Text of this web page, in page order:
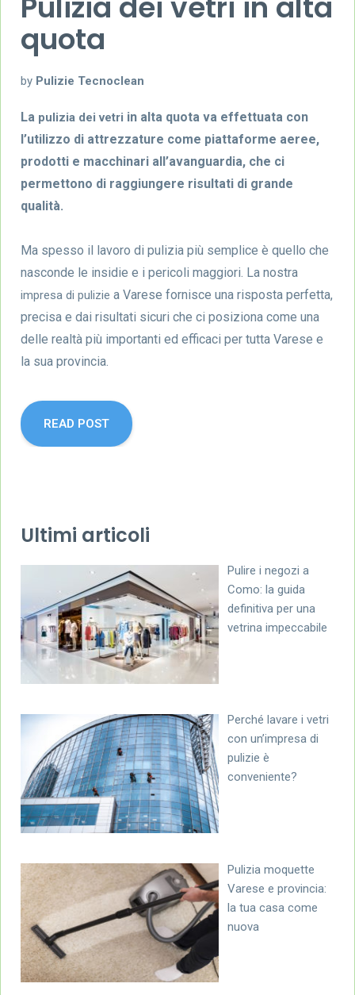
quota
by Pulizie Tecnoclean
La pulizia dei vetri in alta quota va effettuata con
l’utilizzo di attrezzature come piattaforme aeree,
prodotti e macchinari all’avanguardia, che ci
permettono di raggiungere risultati di grande
qualità.
Ma spesso il lavoro di pulizia più semplice è quello che
nasconde le insidie e i pericoli maggiori. La nostra
impresa di pulizie a Varese fornisce una risposta perfetta,
precisa e dai risultati sicuri che ci posiziona come una
delle realtà più importanti ed efficaci per tutta Varese e
la sua provincia.
READ POST
Ultimi articoli
Pulire i negozi a
Como: la guida
definitiva per una
vetrina impeccabile
Perché lavare i vetri
con un’impresa di
pulizie è
conveniente?
Pulizia moquette
Varese e provincia:
la tua casa come
nuova